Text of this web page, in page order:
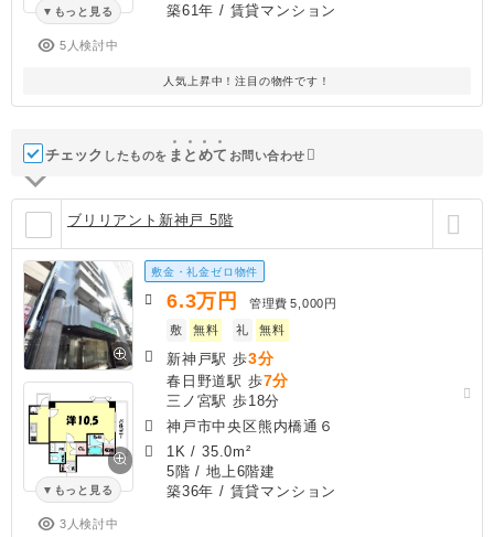
もっと見る
5人検討中
築61年 / 賃貸マンション
人気上昇中！注目の物件です！
チェック したものを ま と めて お問い合わせ
ブリリアント新神戸 5階
もっと見る
3人検討中
敷金・礼金ゼロ物件
6.3万円 管理費 5,000円
敷
無料 礼 無料
新神戸駅 歩3分
春日野道駅 歩7分
三ノ宮駅 歩18分
神戸市中央区熊内橋通６
1K /35.0m²
5階 / 地上6階建
築36年 / 賃貸マンション